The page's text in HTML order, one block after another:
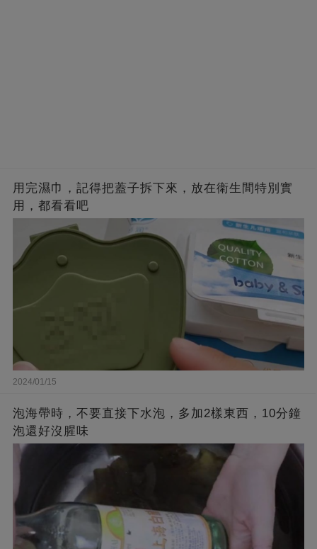
用完濕巾，記得把蓋子拆下來，放在衛生間特別實
用，都看看吧
2024/01/15
泡海帶時，不要直接下水泡，多加2樣東西，10分鐘
泡還好沒腥味